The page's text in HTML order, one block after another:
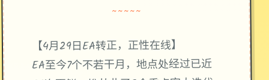
~~~~~
【4月29日EA转正，正性在线】
EA至今7个不若干月，地点处经过已近